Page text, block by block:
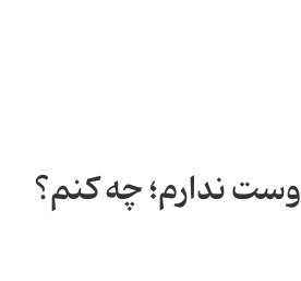
ندارم؛ چه کنم؟